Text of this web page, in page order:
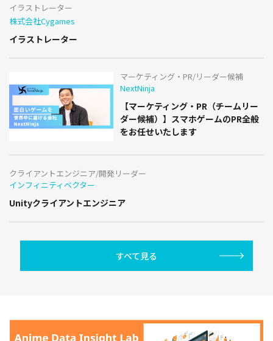
イラストレーター
株式会社Cygames
イラストレーター
マーケティング・PR/リーダー候補
NextNinja
【マーケティング・PR（チームリー
ダー候補）】スマホゲームのPR全般
をお任せいたします
クライアントエンジニア/開発リーダー
インフィニティベクター
Unityクライアントエンジニア
すべて見る